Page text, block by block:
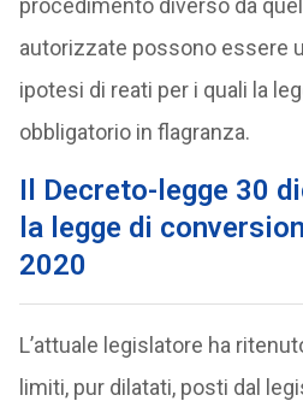
procedimento diverso da
autorizzate possono essere
ipotesi di reati per i quali la
obbligatorio in flagranza.
Il Decreto-legge 30
la legge di
2020
L’attuale legislatore ha
limiti, pur dilatati, posti dal